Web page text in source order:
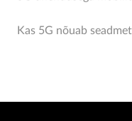
Kas 5G nõuab